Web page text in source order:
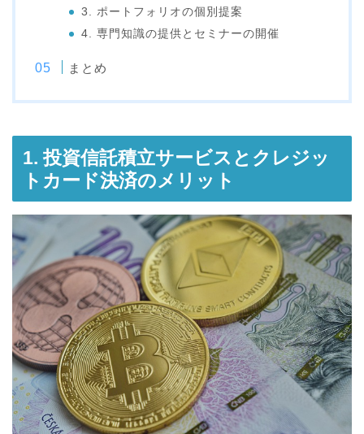
3. ポートフォリオの個別提案
4. 専門知識の提供とセミナーの開催
まとめ
1. 投資信託積立サービスとクレジッ
トカード決済のメリット